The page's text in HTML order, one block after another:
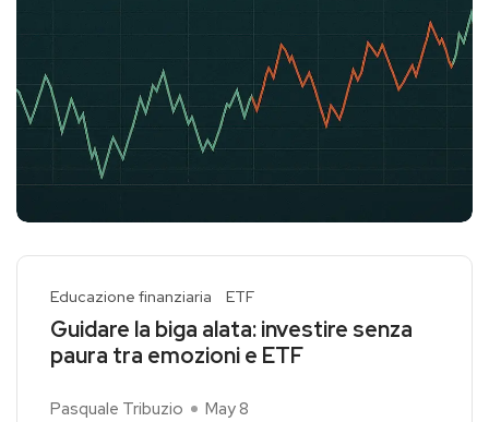
Educazione finanziaria ETF
Guidare la biga alata: investire senza
paura tra emozioni e ETF
Pasquale Tribuzio May 8